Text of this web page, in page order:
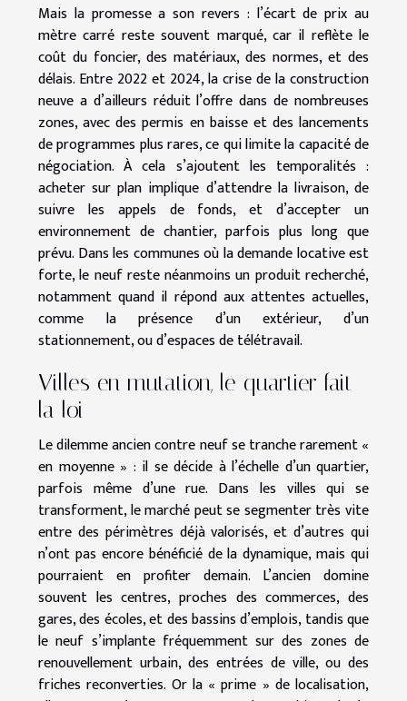
Mais la promesse a son revers : l’écart de prix au
mètre carré reste souvent marqué, car il reflète le
coût du foncier, des matériaux, des normes, et des
délais. Entre 2022 et 2024, la crise de la construction
neuve a d’ailleurs réduit l’offre dans de nombreuses
zones, avec des permis en baisse et des lancements
de programmes plus rares, ce qui limite la capacité de
négociation. À cela s’ajoutent les temporalités :
acheter sur plan implique d’attendre la livraison, de
suivre les appels de fonds, et d’accepter un
environnement de chantier, parfois plus long que
prévu. Dans les communes où la demande locative est
forte, le neuf reste néanmoins un produit recherché,
notamment quand il répond aux attentes actuelles,
comme la présence d’un extérieur, d’un
stationnement, ou d’espaces de télétravail.
Villes en mutation, le quartier fait
la loi
Le dilemme ancien contre neuf se tranche rarement «
en moyenne » : il se décide à l’échelle d’un quartier,
parfois même d’une rue. Dans les villes qui se
transforment, le marché peut se segmenter très vite
entre des périmètres déjà valorisés, et d’autres qui
n’ont pas encore bénéficié de la dynamique, mais qui
pourraient en profiter demain. L’ancien domine
souvent les centres, proches des commerces, des
gares, des écoles, et des bassins d’emplois, tandis que
le neuf s’implante fréquemment sur des zones de
renouvellement urbain, des entrées de ville, ou des
friches reconverties. Or la « prime » de localisation,